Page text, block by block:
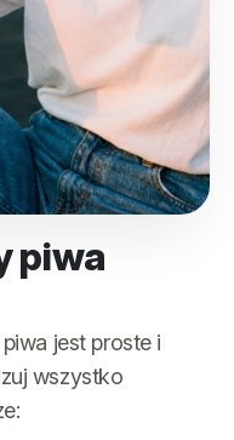
piwa
jest proste i
wszystko